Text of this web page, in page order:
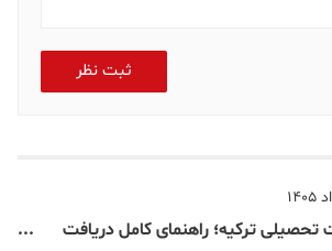
ثبت نظر
تحصیلی ترکیه؛ راهنمای کامل دریافت